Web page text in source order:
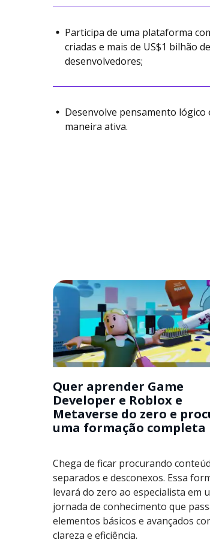
Participa de uma plataforma
criadas e mais de US$1 bilhão
desenvolvedores;
Desenvolve pensamento
maneira ativa.
Quer aprender Game
Developer e Roblox e
Metaverse do zero e
uma formação completa
Chega de ficar procurando
separados e desconexos. Essa
levará do zero ao especialista em
jornada de conhecimento que
elementos básicos e avançados
clareza e eficiência.